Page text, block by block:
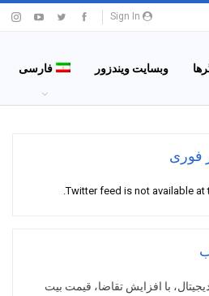
وبسایت ویندزور فارسی
فوری
Twitter feed is not available at
با افزایش تقاضا، قیمت بیت